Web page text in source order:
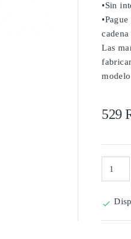
•Sin
Las
529
